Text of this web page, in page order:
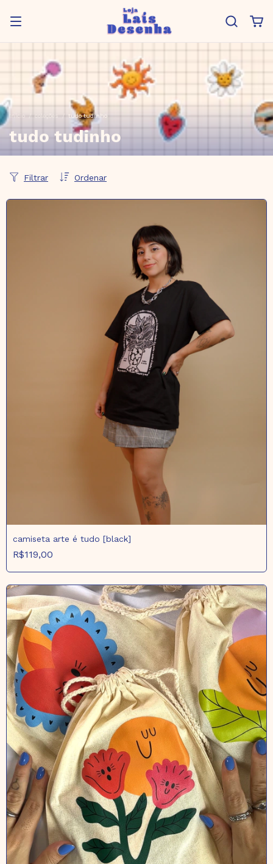
Início / coleções / tudo tudinho
tudo tudinho
Ordenar
Filtrar
camiseta arte é tudo [black]
R$119,00